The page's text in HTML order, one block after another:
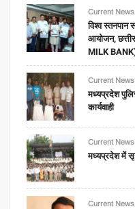
Current
विश्व
आयोजन,
MILK
Current
मध्यप्रदेश
कार्यवाही
Current
मध्यप्रदेश में
Current